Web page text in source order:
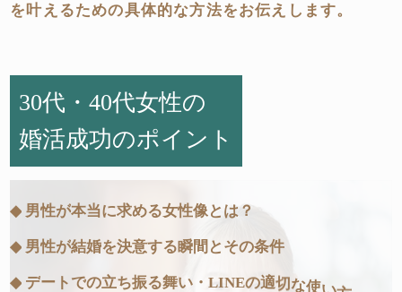
を叶えるための具体的な方法をお伝えします。
30代・40代女性の
婚活成功のポイント
◆ 男性が本当に求める女性像 と は ？
◆ 男性が結婚を決意する瞬間 と その条件
◆ デー ト での立ち振る舞い ・LINEの適切な使い 方